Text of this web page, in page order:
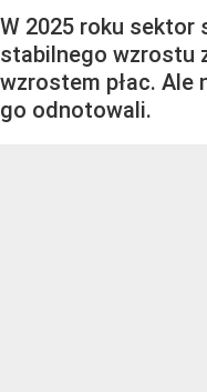
W 2025 roku sektor
stabilnego wzrostu
wzrostem płac. Ale
go odnotowali.